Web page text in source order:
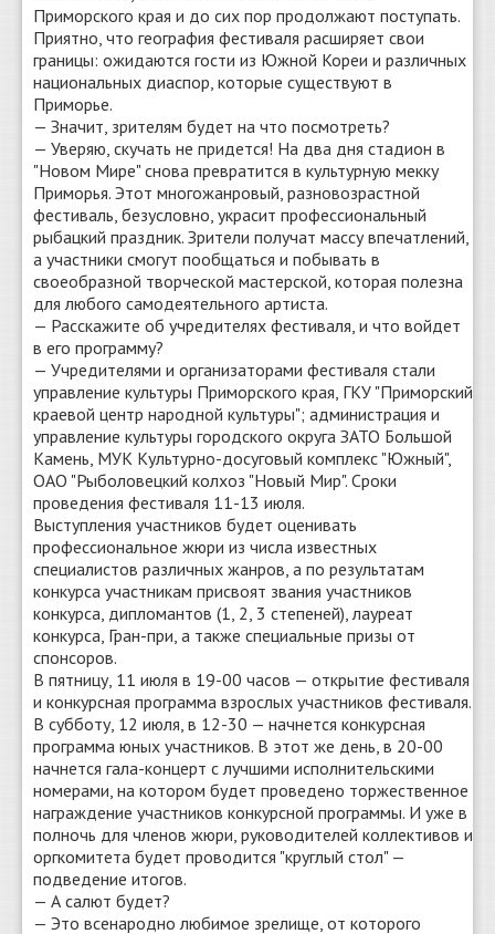
Приморского края и до сих пор продолжают поступать.
Приятно, что география фестиваля расширяет свои
границы: ожидаются гости из Южной Кореи и различных
национальных диаспор, которые существуют в
Приморье.
— Значит, зрителям будет на что посмотреть?
— Уверяю, скучать не придется! На два дня стадион в
"Новом Мире" снова превратится в культурную мекку
Приморья. Этот многожанровый, разновозрастной
фестиваль, безусловно, украсит профессиональный
рыбацкий праздник. Зрители получат массу впечатлений,
а участники смогут пообщаться и побывать в
своеобразной творческой мастерской, которая полезна
для любого самодеятельного артиста.
— Расскажите об учредителях фестиваля, и что войдет
в его программу?
— Учредителями и организаторами фестиваля стали
управление культуры Приморского края, ГКУ "Приморский
краевой центр народной культуры"; администрация и
управление культуры городского округа ЗАТО Большой
Камень, МУК Культурно-досуговый комплекс "Южный",
ОАО "Рыболовецкий колхоз "Новый Мир". Сроки
проведения фестиваля 11-13 июля.
Выступления участников будет оценивать
профессиональное жюри из числа известных
специалистов различных жанров, а по результатам
конкурса участникам присвоят звания участников
конкурса, дипломантов (1, 2, 3 степеней), лауреат
конкурса, Гран-при, а также специальные призы от
спонсоров.
В пятницу, 11 июля в 19-00 часов — открытие фестиваля
и конкурсная программа взрослых участников фестиваля.
В субботу, 12 июля, в 12-30 — начнется конкурсная
программа юных участников. В этот же день, в 20-00
начнется гала-концерт с лучшими исполнительскими
номерами, на котором будет проведено торжественное
награждение участников конкурсной программы. И уже в
полночь для членов жюри, руководителей коллективов и
оргкомитета будет проводится "круглый стол" —
подведение итогов.
— А салют будет?
— Это всенародно любимое зрелище, от которого